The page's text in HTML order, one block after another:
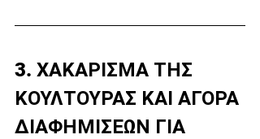
3. ΧΑΚΑΡΙΣΜΑ ΤΗΣ
ΚΟΥΛΤΟΥΡΑΣ ΚΑΙ ΑΓΟΡΑ
ΔΙΑΦΗΜΙΣΕΩΝ ΓΙΑ